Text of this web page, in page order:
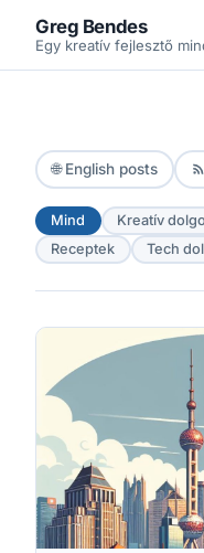
Greg Bendes
Egy kreatív fejlesztő
🌐 English posts
Mind Kreatív
Receptek
Tech